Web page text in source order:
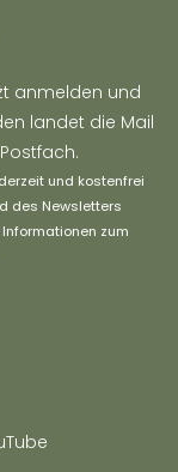
anmelden und
landet die Mail
und kostenfrei
des Newsletters
zum